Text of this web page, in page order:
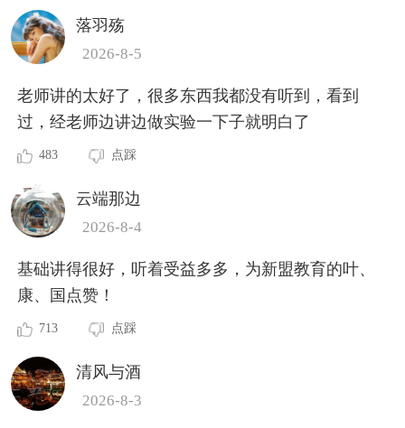
落羽殇
2026-8-5
老师讲的太好了，很多东西我都没有听到，看到
过，经老师边讲边做实验一下子就明白了
483 点踩
云端那边
2026-8-4
基础讲得很好，听着受益多多，为新盟教育的叶、
康、国点赞！
713 点踩
清风与酒
2026-8-3